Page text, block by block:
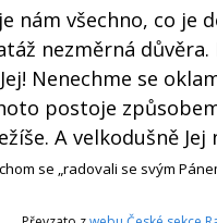
nám všechno, co je
nezměrná důvěra.
Nenechme se
postoje
A velkodušně Jej
se „radovali se svým